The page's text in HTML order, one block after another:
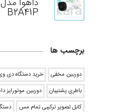
B2A41P
برچسب ها
دوربین مخفی
خرید دستگاه دی
باطری پشتیبان
دوربین موتورایز
کابل تصویر ترکیبی تمام مس